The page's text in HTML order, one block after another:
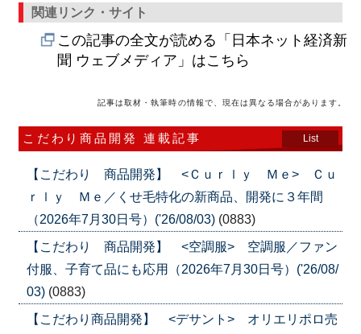
関連リンク・サイト
この記事の全文が読める「日本ネット経済新
聞 ウェブメディア」はこちら
記事は取材・執筆時の情報で、現在は異なる場合があります。
こだわり商品開発 連載記事 List
【こだわり 商品開発】 <Ｃｕｒｌｙ Ｍｅ> Ｃｕ
ｒｌｙ Ｍｅ／くせ毛特化の新商品、開発に３年間
（2026年7月30日号）('26/08/03) (0883)
【こだわり 商品開発】 <空調服> 空調服／ファン
付服、子育て品にも応用（2026年7月30日号）('26/08/
03) (0883)
【こだわり商品開発】 <デサント> オリエリポロ売